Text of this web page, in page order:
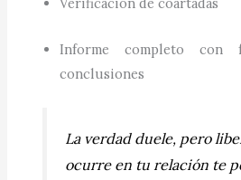
Informe completo con
conclusiones
La verdad duele, pero
ocurre en tu relación te